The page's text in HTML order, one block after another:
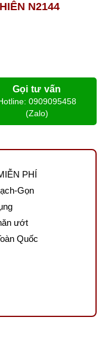
N2144
Gọi tư vấn
0909095458
(Zalo)
PHÍ
Gọn
ướt
Quốc